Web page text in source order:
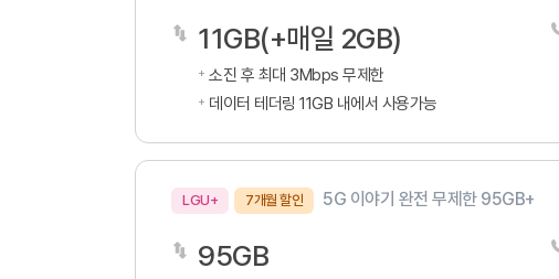
11GB(+매일 2GB)
소진 후 최대 3Mbps 무제한
데이터 테더링 11GB 내에서 사용가능
LGU+ 7개월 할인 5G 이야기 완전 무제한 95GB+
95GB